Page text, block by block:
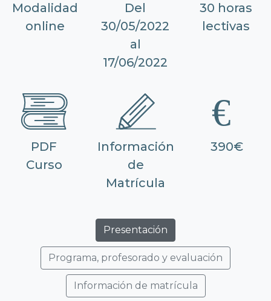
Modalidad
online
Del
30/05/2022
al
17/06/2022
30 horas
lectivas
PDF
Curso
Información
de
Matrícula
390€
Presentación
Programa, profesorado y evaluación
Información de matrícula